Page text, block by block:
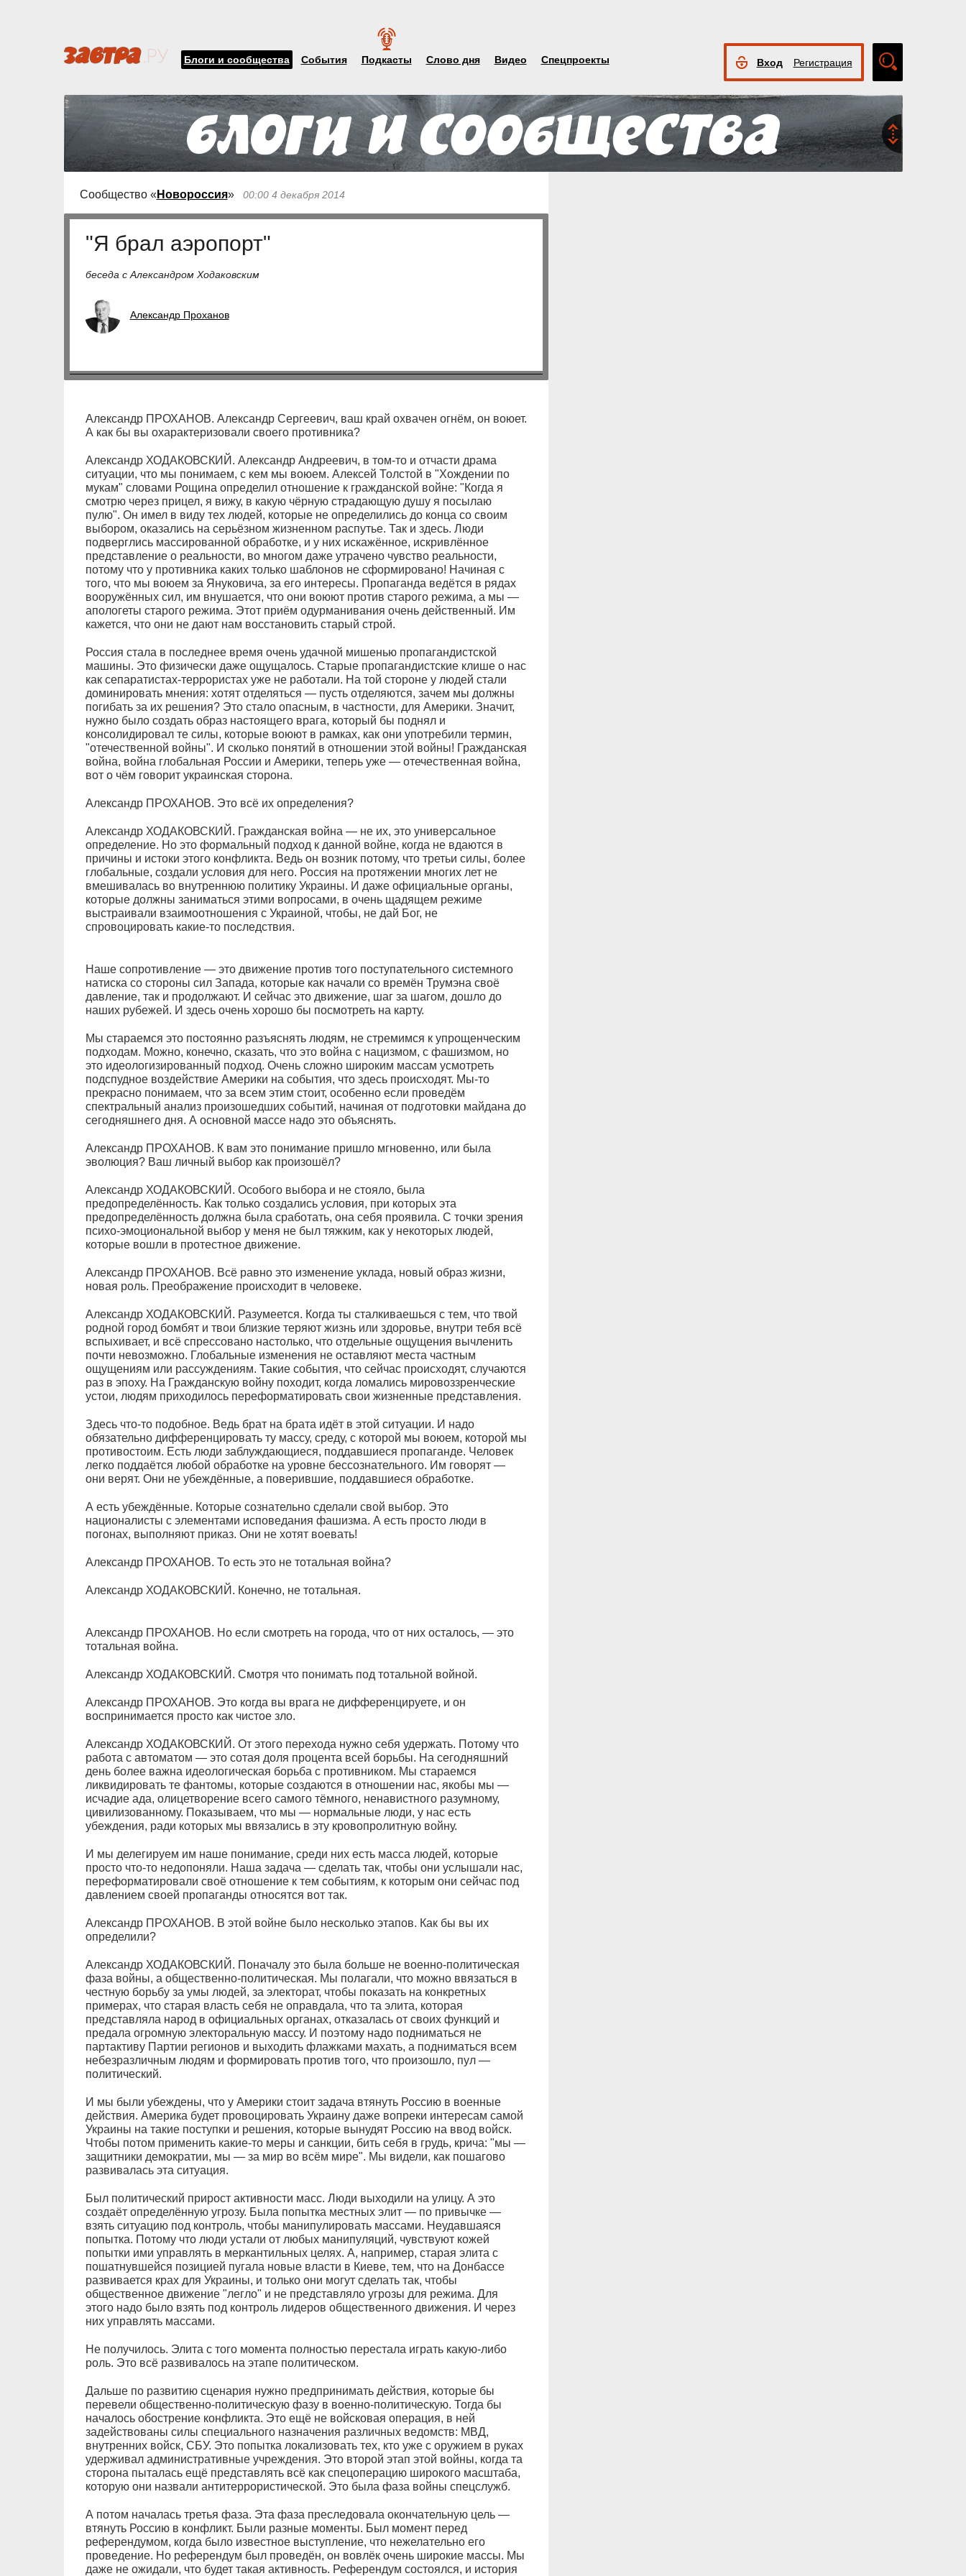
Блоги и сообщества События Подкасты Слово дня Видео Спецпроекты Вход Регистрация
поиск
Сообщество « Новороссия» 00:00 4 декабря 2014
"Я брал аэропорт"
беседа с Александром Ходаковским
Александр Проханов
Александр ПРОХАНОВ. Александр Сергеевич, ваш край охвачен огнём, он воюет.
А как бы вы охарактеризовали своего противника?
Александр ХОДАКОВСКИЙ. Александр Андреевич, в том-то и отчасти драма
ситуации, что мы понимаем, с кем мы воюем. Алексей Толстой в "Хождении по
мукам" словами Рощина определил отношение к гражданской войне: "Когда я
смотрю через прицел, я вижу, в какую чёрную страдающую душу я посылаю
пулю". Он имел в виду тех людей, которые не определились до конца со своим
выбором, оказались на серьёзном жизненном распутье. Так и здесь. Люди
подверглись массированной обработке, и у них искажённое, искривлённое
представление о реальности, во многом даже утрачено чувство реальности,
потому что у противника каких только шаблонов не сформировано! Начиная с
того, что мы воюем за Януковича, за его интересы. Пропаганда ведётся в рядах
вооружённых сил, им внушается, что они воюют против старого режима, а мы —
апологеты старого режима. Этот приём одурманивания очень действенный. Им
кажется, что они не дают нам восстановить старый строй.
Россия стала в последнее время очень удачной мишенью пропагандистской
машины. Это физически даже ощущалось. Старые пропагандистские клише о нас
как сепаратистах-террористах уже не работали. На той стороне у людей стали
доминировать мнения: хотят отделяться — пусть отделяются, зачем мы должны
погибать за их решения? Это стало опасным, в частности, для Америки. Значит,
нужно было создать образ настоящего врага, который бы поднял и
консолидировал те силы, которые воюют в рамках, как они употребили термин,
"отечественной войны". И сколько понятий в отношении этой войны! Гражданская
война, война глобальная России и Америки, теперь уже — отечественная война,
вот о чём говорит украинская сторона.
Александр ПРОХАНОВ. Это всё их определения?
Александр ХОДАКОВСКИЙ. Гражданская война — не их, это универсальное
определение. Но это формальный подход к данной войне, когда не вдаются в
причины и истоки этого конфликта. Ведь он возник потому, что третьи силы, более
глобальные, создали условия для него. Россия на протяжении многих лет не
вмешивалась во внутреннюю политику Украины. И даже официальные органы,
которые должны заниматься этими вопросами, в очень щадящем режиме
выстраивали взаимоотношения с Украиной, чтобы, не дай Бог, не
спровоцировать какие-то последствия.
Наше сопротивление — это движение против того поступательного системного
натиска со стороны сил Запада, которые как начали со времён Трумэна своё
давление, так и продолжают. И сейчас это движение, шаг за шагом, дошло до
наших рубежей. И здесь очень хорошо бы посмотреть на карту.
Мы стараемся это постоянно разъяснять людям, не стремимся к упрощенческим
подходам. Можно, конечно, сказать, что это война с нацизмом, с фашизмом, но
это идеологизированный подход. Очень сложно широким массам усмотреть
подспудное воздействие Америки на события, что здесь происходят. Мы-то
прекрасно понимаем, что за всем этим стоит, особенно если проведём
спектральный анализ произошедших событий, начиная от подготовки майдана до
сегодняшнего дня. А основной массе надо это объяснять.
Александр ПРОХАНОВ. К вам это понимание пришло мгновенно, или была
эволюция? Ваш личный выбор как произошёл?
Александр ХОДАКОВСКИЙ. Особого выбора и не стояло, была
предопределённость. Как только создались условия, при которых эта
предопределённость должна была сработать, она себя проявила. С точки зрения
психо-эмоциональной выбор у меня не был тяжким, как у некоторых людей,
которые вошли в протестное движение.
Александр ПРОХАНОВ. Всё равно это изменение уклада, новый образ жизни,
новая роль. Преображение происходит в человеке.
Александр ХОДАКОВСКИЙ. Разумеется. Когда ты сталкиваешься с тем, что твой
родной город бомбят и твои близкие теряют жизнь или здоровье, внутри тебя всё
вспыхивает, и всё спрессовано настолько, что отдельные ощущения вычленить
почти невозможно. Глобальные изменения не оставляют места частным
ощущениям или рассуждениям. Такие события, что сейчас происходят, случаются
раз в эпоху. На Гражданскую войну походит, когда ломались мировоззренческие
устои, людям приходилось переформатировать свои жизненные представления.
Здесь что-то подобное. Ведь брат на брата идёт в этой ситуации. И надо
обязательно дифференцировать ту массу, среду, с которой мы воюем, которой мы
противостоим. Есть люди заблуждающиеся, поддавшиеся пропаганде. Человек
легко поддаётся любой обработке на уровне бессознательного. Им говорят —
они верят. Они не убеждённые, а поверившие, поддавшиеся обработке.
А есть убеждённые. Которые сознательно сделали свой выбор. Это
националисты с элементами исповедания фашизма. А есть просто люди в
погонах, выполняют приказ. Они не хотят воевать!
Александр ПРОХАНОВ. То есть это не тотальная война?
Александр ХОДАКОВСКИЙ. Конечно, не тотальная.
Александр ПРОХАНОВ. Но если смотреть на города, что от них осталось, — это
тотальная война.
Александр ХОДАКОВСКИЙ. Смотря что понимать под тотальной войной.
Александр ПРОХАНОВ. Это когда вы врага не дифференцируете, и он
воспринимается просто как чистое зло.
Александр ХОДАКОВСКИЙ. От этого перехода нужно себя удержать. Потому что
работа с автоматом — это сотая доля процента всей борьбы. На сегодняшний
день более важна идеологическая борьба с противником. Мы стараемся
ликвидировать те фантомы, которые создаются в отношении нас, якобы мы —
исчадие ада, олицетворение всего самого тёмного, ненавистного разумному,
цивилизованному. Показываем, что мы — нормальные люди, у нас есть
убеждения, ради которых мы ввязались в эту кровопролитную войну.
И мы делегируем им наше понимание, среди них есть масса людей, которые
просто что-то недопоняли. Наша задача — сделать так, чтобы они услышали нас,
переформатировали своё отношение к тем событиям, к которым они сейчас под
давлением своей пропаганды относятся вот так.
Александр ПРОХАНОВ. В этой войне было несколько этапов. Как бы вы их
определили?
Александр ХОДАКОВСКИЙ. Поначалу это была больше не военно-политическая
фаза войны, а общественно-политическая. Мы полагали, что можно ввязаться в
честную борьбу за умы людей, за электорат, чтобы показать на конкретных
примерах, что старая власть себя не оправдала, что та элита, которая
представляла народ в официальных органах, отказалась от своих функций и
предала огромную электоральную массу. И поэтому надо подниматься не
партактиву Партии регионов и выходить флажками махать, а подниматься всем
небезразличным людям и формировать против того, что произошло, пул —
политический.
И мы были убеждены, что у Америки стоит задача втянуть Россию в военные
действия. Америка будет провоцировать Украину даже вопреки интересам самой
Украины на такие поступки и решения, которые вынудят Россию на ввод войск.
Чтобы потом применить какие-то меры и санкции, бить себя в грудь, крича: "мы —
защитники демократии, мы — за мир во всём мире". Мы видели, как пошагово
развивалась эта ситуация.
Был политический прирост активности масс. Люди выходили на улицу. А это
создаёт определённую угрозу. Была попытка местных элит — по привычке —
взять ситуацию под контроль, чтобы манипулировать массами. Неудавшаяся
попытка. Потому что люди устали от любых манипуляций, чувствуют кожей
попытки ими управлять в меркантильных целях. А, например, старая элита с
пошатнувшейся позицией пугала новые власти в Киеве, тем, что на Донбассе
развивается крах для Украины, и только они могут сделать так, чтобы
общественное движение "легло" и не представляло угрозы для режима. Для
этого надо было взять под контроль лидеров общественного движения. И через
них управлять массами.
Не получилось. Элита с того момента полностью перестала играть какую-либо
роль. Это всё развивалось на этапе политическом.
Дальше по развитию сценария нужно предпринимать действия, которые бы
перевели общественно-политическую фазу в военно-политическую. Тогда бы
началось обострение конфликта. Это ещё не войсковая операция, в ней
задействованы силы специального назначения различных ведомств: МВД,
внутренних войск, СБУ. Это попытка локализовать тех, кто уже с оружием в руках
удерживал административные учреждения. Это второй этап этой войны, когда та
сторона пыталась ещё представлять всё как спецоперацию широкого масштаба,
которую они назвали антитеррористической. Это была фаза войны спецслужб.
А потом началась третья фаза. Эта фаза преследовала окончательную цель —
втянуть Россию в конфликт. Были разные моменты. Был момент перед
референдумом, когда было известное выступление, что нежелательно его
проведение. Но референдум был проведён, он вовлёк очень широкие массы. Мы
даже не ожидали, что будет такая активность. Референдум состоялся, и история